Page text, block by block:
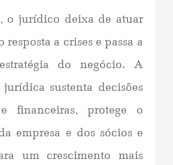
o jurídico deixa de atuar
resposta a crises e passa a
do negócio. A
jurídica sustenta decisões
e financeiras, protege o
empresa e dos sócios e
um crescimento mais